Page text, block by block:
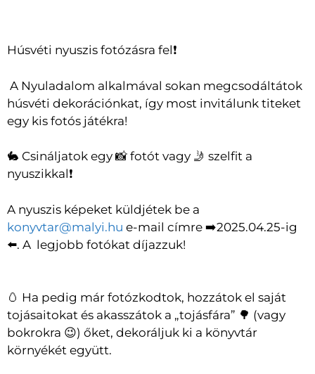
Húsvéti nyuszis fotózásra fel❗
A Nyuladalom alkalmával sokan megcsodáltátok
húsvéti dekorációnkat, így most invitálunk titeket
egy kis fotós játékra!
🐇 Csináljatok egy 📸 fotót vagy 🤳 szelfit a
nyuszikkal❗
A nyuszis képeket küldjétek be a
konyvtar@malyi.hu e-mail címre ➡️2025.04.25-ig
⬅️. A legjobb fotókat díjazzuk!
🥚 Ha pedig már fotózkodtok, hozzátok el saját
tojásaitokat és akasszátok a „tojásfára” 🌳 (vagy
bokrokra 😉) őket, dekoráljuk ki a könyvtár
környékét együtt.